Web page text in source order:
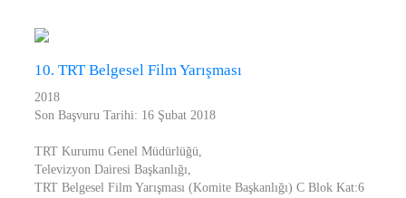
10. TRT Belgesel Film Yarışması
2018
Son Başvuru Tarihi: 16 Şubat 2018
TRT Kurumu Genel Müdürlüğü,
Televizyon Dairesi Başkanlığı,
TRT Belgesel Film Yarışması (Komite Başkanlığı) C Blok Kat:6